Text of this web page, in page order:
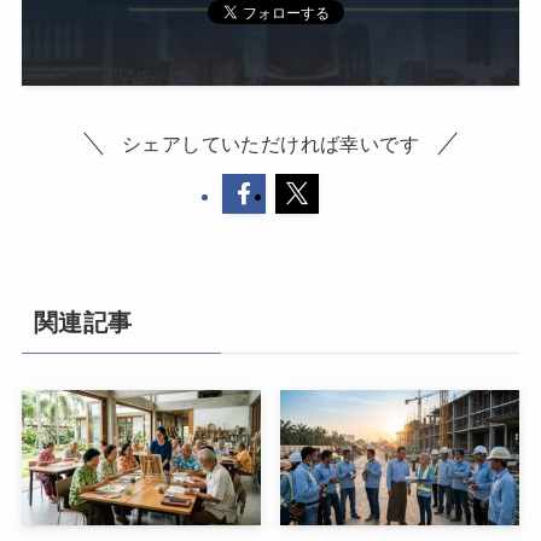
シェアしていただければ幸いです
関連記事